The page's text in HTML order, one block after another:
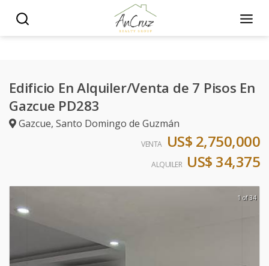
Edificio En Alquiler/Venta de 7 Pisos En
Gazcue PD283
Gazcue, Santo Domingo de Guzmán
VENTA US$ 2,750,000
ALQUILER US$ 34,375
1 of 34